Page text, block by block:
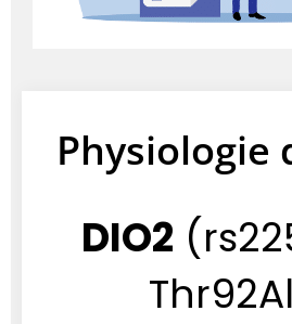
Physiologie
DIO2